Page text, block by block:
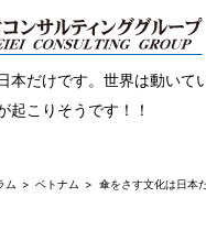
本だけです。世界は動いて
起こりそうです！！
ム ベトナム 傘をさす文化は日本